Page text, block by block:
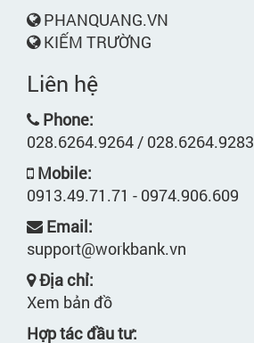
PHANQUANG.VN
KIẾM TRƯỜNG
Liên hệ
Phone:
028.6264.9264 / 028.6264.9283
Mobile:
0913.49.71.71 - 0974.906.609
Email:
support@workbank.vn
Địa chỉ:
Xem bản đồ
Hợp tác đầu tư: